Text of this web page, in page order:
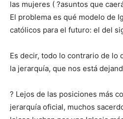
las mujeres ( ?asuntos que
El problema es qué modelo de
católicos para el futuro: el del
Es decir, todo lo contrario de lo
la jerarquía, que nos está
? Lejos de las posiciones más
jerarquía oficial, muchos